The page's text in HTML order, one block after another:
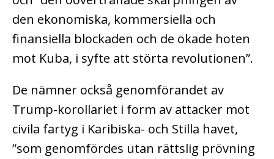
den ekonomiska, kommersiella och
finansiella blockaden och de ökade hoten
mot Kuba, i syfte att störta revolutionen”.
De nämner också genomförandet av
Trump-korollariet i form av attacker mot
civila fartyg i Karibiska- och Stilla havet,
”som genomfördes utan rättslig prövning